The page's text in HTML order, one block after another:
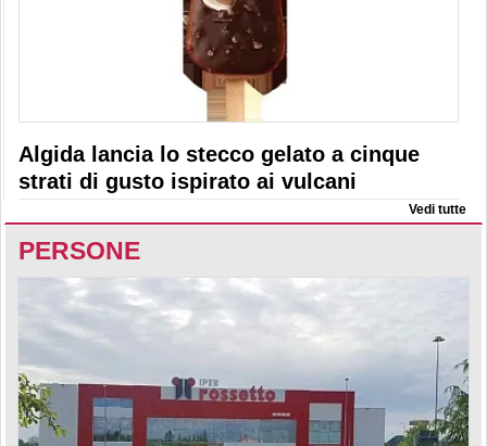
Algida lancia lo stecco gelato a cinque
strati di gusto ispirato ai vulcani
Vedi tutte
PERSONE